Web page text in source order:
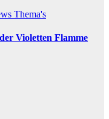
Thema's
Violetten Flamme